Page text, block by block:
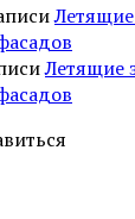
Летящие